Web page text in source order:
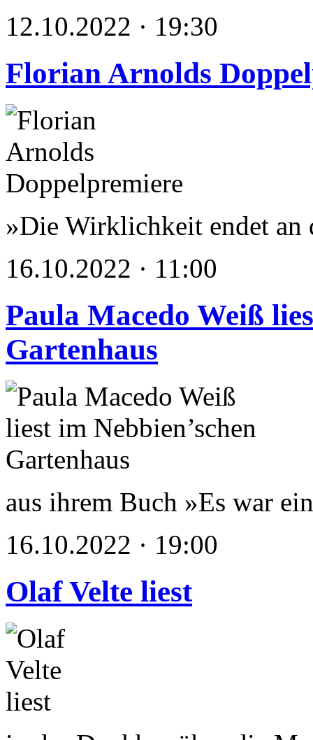
12.10.2022 · 19:30
Florian Arnolds
»Die Wirklichkeit endet an
16.10.2022 · 11:00
Paula Macedo Weiß
Gartenhaus
aus ihrem Buch »Es war
16.10.2022 · 19:00
Olaf Velte liest